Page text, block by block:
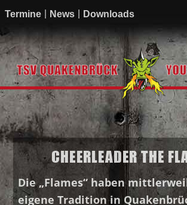
Zum
springen
Termine News Downloads
Start
Mannschaften
Academy
Mitmachen
Sponsoren
Verein
CHEERLEADER THE
Die „Flames“ haben
eigene Tradition in